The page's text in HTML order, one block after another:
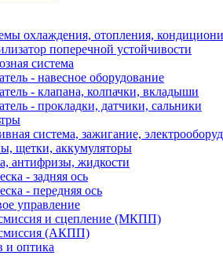
охлаждения, отопления,
поперечной устойчивости
система
- навесное оборудование
- клапана, колпачки, вкладыши
- прокладки, датчики, сальники
система, зажигание,
щетки, аккумуляторы
антифризы, жидкости
- задняя ось
- передняя ось
управление
и сцепление (МКПП)
(АКПП)
и оптика